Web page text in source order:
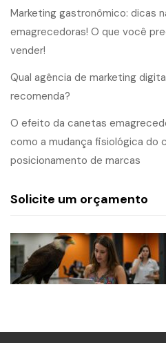
Marketing gastronômico: dicas
emagrecedoras! O que você
vender!
Qual agência de marketing
recomenda?
O efeito da canetas
como a mudança fisiológica do
posicionamento de marcas
Solicite um orçamento